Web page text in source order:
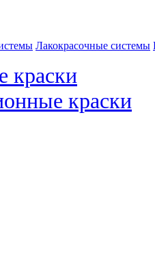
Лакокрасочные системы
краски
краски